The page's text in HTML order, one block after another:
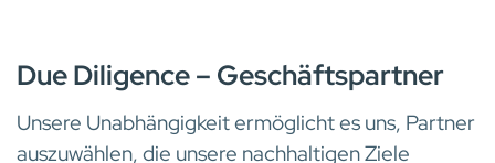
Due Diligence – Geschäftspartner
Unsere Unabhängigkeit ermöglicht es uns, Partner
auszuwählen, die unsere nachhaltigen Ziele